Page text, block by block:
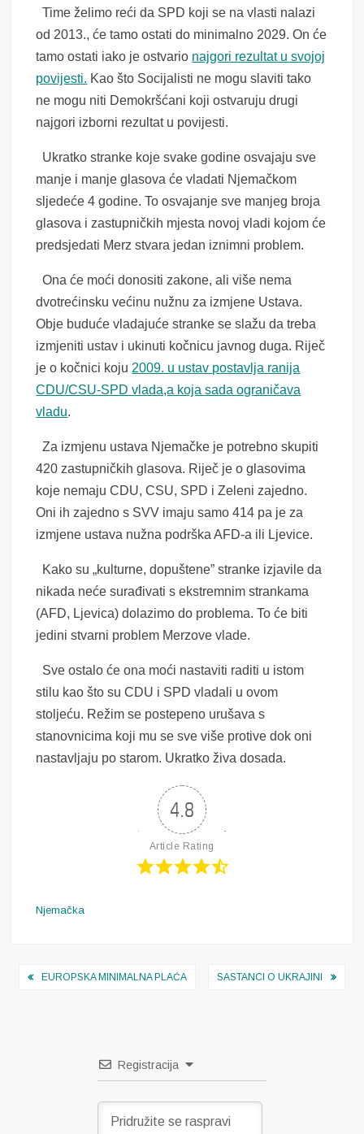
Time želimo reći da SPD koji se na vlasti nalazi
od 2013., će tamo ostati do minimalno 2029. On će
tamo ostati iako je ostvario najgori rezultat u svojoj
povijesti. Kao što Socijalisti ne mogu slaviti tako
ne mogu niti Demokršćani koji ostvaruju drugi
najgori izborni rezultat u povijesti.
Ukratko stranke koje svake godine osvajaju sve
manje i manje glasova će vladati Njemačkom
sljedeće 4 godine. To osvajanje sve manjeg broja
glasova i zastupničkih mjesta novoj vladi kojom će
predsjedati Merz stvara jedan iznimni problem.
Ona će moći donositi zakone, ali više nema
dvotrećinsku većinu nužnu za izmjene Ustava.
Obje buduće vladajuće stranke se slažu da treba
izmjeniti ustav i ukinuti kočnicu javnog duga. Riječ
je o kočnici koju 2009. u ustav postavlja ranija
CDU/CSU-SPD vlada,a koja sada ograničava
vladu.
Za izmjenu ustava Njemačke je potrebno skupiti
420 zastupničkih glasova. Riječ je o glasovima
koje nemaju CDU, CSU, SPD i Zeleni zajedno.
Oni ih zajedno s SVV imaju samo 414 pa je za
izmjene ustava nužna podrška AFD-a ili Ljevice.
Kako su „kulturne, dopuštene” stranke izjavile da
nikada neće surađivati s ekstremnim strankama
(AFD, Ljevica) dolazimo do problema. To će biti
jedini stvarni problem Merzove vlade.
Sve ostalo će ona moći nastaviti raditi u istom
stilu kao što su CDU i SPD vladali u ovom
stoljeću. Režim se postepeno urušava s
stanovnicima koji mu se sve više protive dok oni
nastavljaju po starom. Ukratko živa dosada.
4.8
Article Rating
Njemačka
Navigacija
EUROPSKA MINIMALNA PLAĆA SASTANCI O UKRAJINI
Registracija